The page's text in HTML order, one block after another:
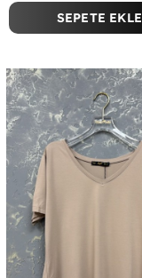
SEPETE EKLE